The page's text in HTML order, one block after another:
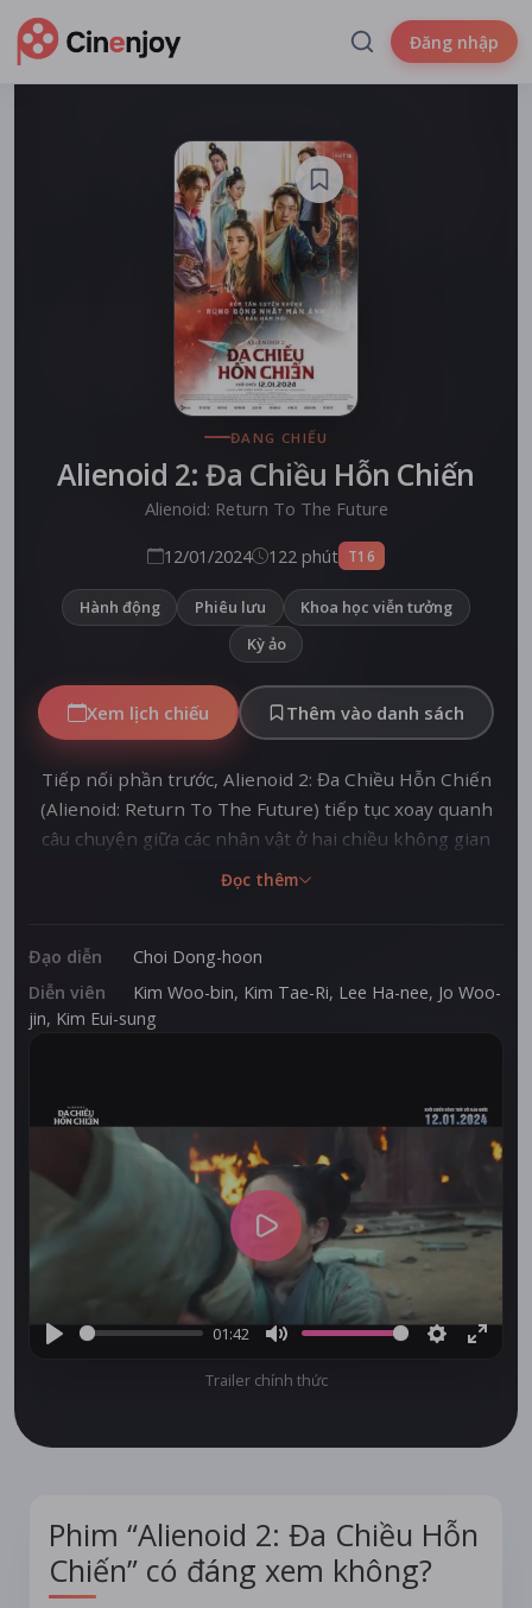
Đăng nhập
ĐANG CHIẾU
Alienoid 2: Đa Chiều Hỗn Chiến
Alienoid: Return To The Future
12/01/2024 122 phút T16
Hành động Phiêu lưu
Khoa học viễn tưởng
Kỳ ảo
Xem lịch chiếu Thêm vào danh sách
Tiếp nối phần trước, Alienoid 2: Đa Chiều Hỗn Chiến
(Alienoid: Return To The Future) tiếp tục xoay quanh
câu chuyện giữa các nhân vật ở hai chiều không gian
đang đối mặt với cuộc đua giành lấy gươm thần. Trong
bối cảnh của một thế giới đa chiều, nơi quá khứ và
nên một trận chiến hỗn loạn giữa con người, đạo sĩ,
pháp sư và người ngoài hành tinh.
Đọc thêm
Đạo diễn
Choi Dong-hoon
Diễn viên
Kim Woo-bin, Kim Tae-Ri, Lee Ha-nee, Jo Woo-
jin, Kim Eui-sung
01:42
Play
Trailer chính thức
Phim “Alienoid 2: Đa Chiều Hỗn
Chiến” có đáng xem không?